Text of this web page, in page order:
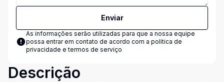
Enviar
As informações serão utilizadas para que a nossa equipe
possa entrar em contato de acordo com a política de
privacidade e termos de serviço
Descrição